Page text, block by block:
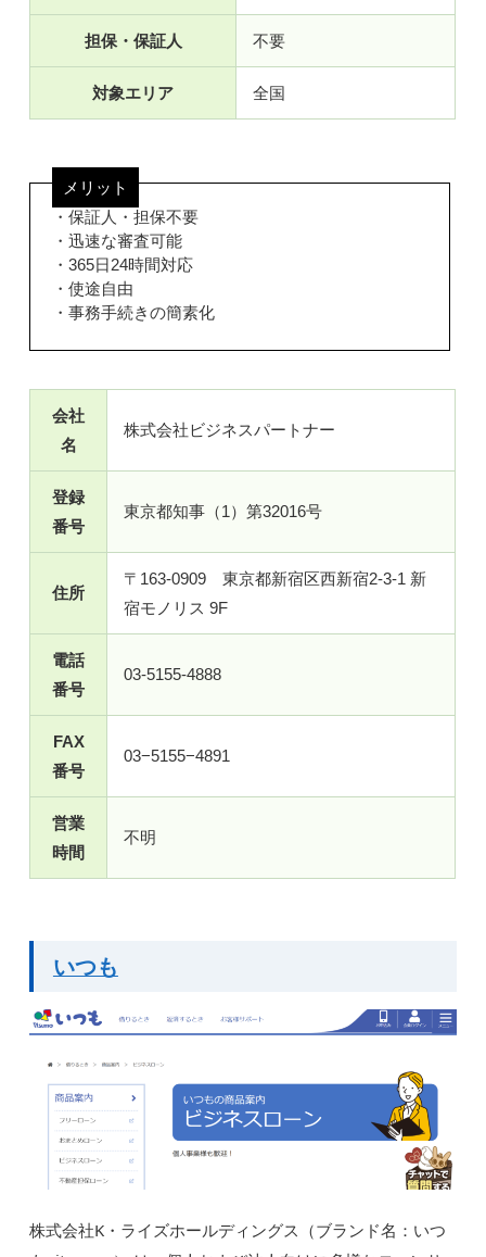
担保・保証人 不要
対象エリア 全国
メリット
・保証人・担保不要
・迅速な審査可能
・365日24時間対応
・使途自由
・事務手続きの簡素化
会社
名
株式会社ビジネスパートナー
登録
番号
東京都知事（1）第32016号
住所
〒163-0909 東京都新宿区西新宿2-3-1 新
宿モノリス 9F
電話
番号
03-5155-4888
FAX
番号
03−5155−4891
営業
時間
不明
いつも
株式会社K・ライズホールディングス（ブランド名：いつ